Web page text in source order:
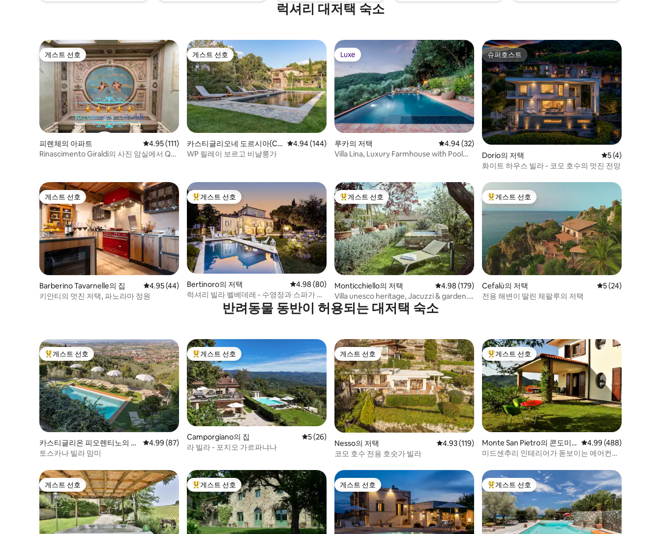
럭셔리 대저택 숙소
게스트 선호
게스트 선호
피렌체의 아파트 평점 4.95점(5점 만점), 후기 111개
4.95 (111)
Rinascimento Giraldi의 사진 암실에서 QR
게스트 선호
게스트 선호
카스티글리오네 도르시아(Ca
stiglione d'Orcia)의 저택
평점 4.94점(5점 만점), 후기 144개
4.94 (144)
WP 릴레이 보르고 비냘룽가
Luxe
Luxe
루카의 저택 평점 4.94점(5점 만점), 후기 32개
4.94 (32)
Villa Lina, Luxury Farmhouse with Pool
슈퍼호스트
슈퍼호스트
Dorio의 저택 평점 5점(5점 만
5 (4)
화이트 하우스 빌라 - 코모 호수의 멋진 전망
게스트 선호
게스트 선호
Barberino Tavarnelle의 집 평점 4.95점(5점 만점), 후기 44개
4.95 (44)
키안티의 멋진 저택, 파노라마 정원
상위 게스트 선호
게스트 선호
Bertinoro의 저택 평점 4.98점(5점 만점), 후기 80개
4.98 (80)
럭셔리 빌라 벨베데레 - 수영장과 스파가 있
는 바다 전망
상위 게스트 선호
게스트 선호
Monticchiello의 저택 평점 4.98점(5점 만점), 후기 179개
4.98 (179)
Villa unesco heritage, Jacuzzi & garden.
BB Daria
상위 게스트 선호
게스트 선호
Cefalù의 저택 평점 5점(5점 만점
5 (24)
전용 해변이 딸린 체팔루의 저택
반려동물 동반이 허용되는 대저택 숙소
상위 게스트 선호
게스트 선호
카스티글리온 피오렌티노의 저
택
평점 4.99점(5점 만점), 후기 87개
4.99 (87)
토스카나 빌라 맘미
상위 게스트 선호
게스트 선호
Camporgiano의 집 평점 5점(5점 만점), 후기 26개
5 (26)
라 빌라 - 포지오 가르파냐나
게스트 선호
게스트 선호
Nesso의 저택 평점 4.93점(5점 만점), 후기 119개
4.93 (119)
코모 호수 전용 호숫가 빌라
상위 게스트 선호
게스트 선호
Monte San Pietro의 콘도미
니엄
평점 4.99점(5점 만점),
4.99 (488)
미드센추리 인테리어가 돋보이는 에어컨이
게스트 선호
게스트 선호 상위 게스트 선호
게스트 선호 게스트 선호
게스트 선호 상위 게스트 선호
게스트 선호